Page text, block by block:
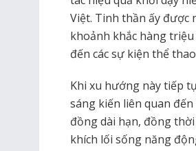
Việt. Tinh thần ấy được
khoảnh khắc hàng
đến các sự kiện thể
Khi xu hướng này tiếp
sáng kiến liên quan
đồng dài hạn, đồng
khích lối sống năng